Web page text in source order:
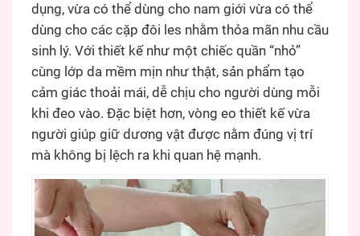
dụng, vừa có thể dùng cho nam giới vừa có thể
dùng cho các cặp đôi les nhằm thỏa mãn nhu cầu
sinh lý. Với thiết kế như một chiếc quần “nhỏ”
cùng lớp da mềm mịn như thật, sản phẩm tạo
cảm giác thoải mái, dễ chịu cho người dùng mỗi
khi đeo vào. Đặc biệt hơn, vòng eo thiết kế vừa
người giúp giữ dương vật được nằm đúng vị trí
mà không bị lệch ra khi quan hệ mạnh.